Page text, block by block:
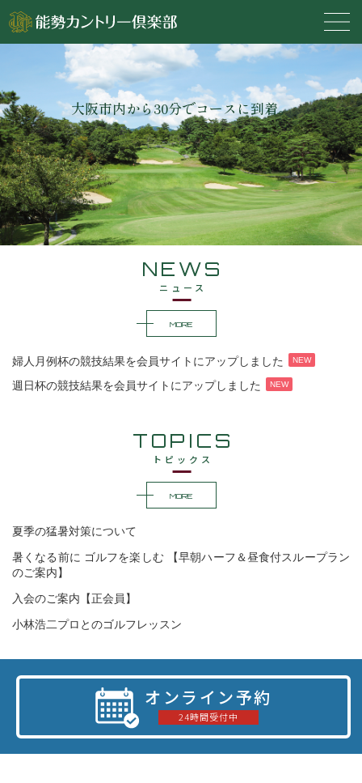
大阪市内から30分でコースに到着。
NEWS
ニュース
MORE
婦人月例杯の競技結果を会員サイトにアップしました NEW
週日杯の競技結果を会員サイトにアップしました NEW
TOPICS
トピックス
MORE
夏季の猛暑対策について
暑くなる前に ゴルフを楽しむ 【早朝ハーフ＆昼食付スループラン
のご案内】
入会のご案内【正会員】
小林浩二プロとのゴルフレッスン
オンライン予約
24時間受付中